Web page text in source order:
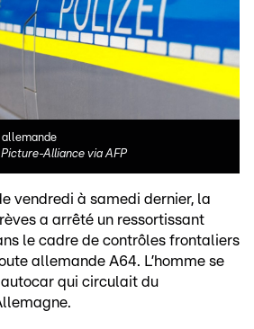
allemande
Alliance via AFP
vendredi à samedi dernier, la
a arrêté un ressortissant
le cadre de contrôles frontaliers
allemande A64. L’homme se
qui circulait du